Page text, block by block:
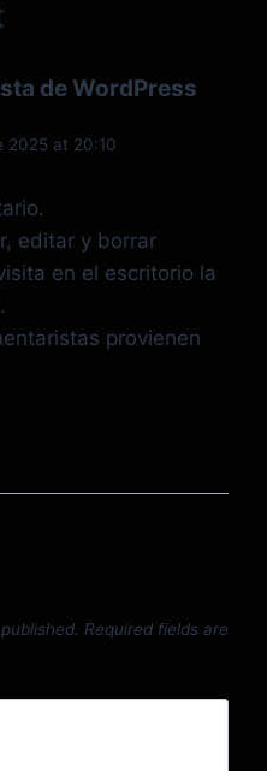
de WordPress
2025 at 20:10
editar y borrar
en el escritorio la
provienen
Required fields are